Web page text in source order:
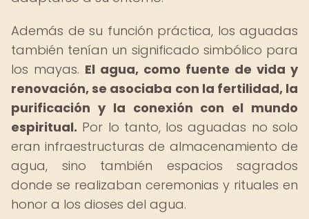
Además de su función práctica, los aguadas
también tenían un significado simbólico para
los mayas. El agua, como fuente de vida y
renovación, se asociaba con la fertilidad, la
purificación y la conexión con el mundo
espiritual. Por lo tanto, los aguadas no solo
eran infraestructuras de almacenamiento de
agua, sino también espacios sagrados
donde se realizaban ceremonias y rituales en
honor a los dioses del agua.